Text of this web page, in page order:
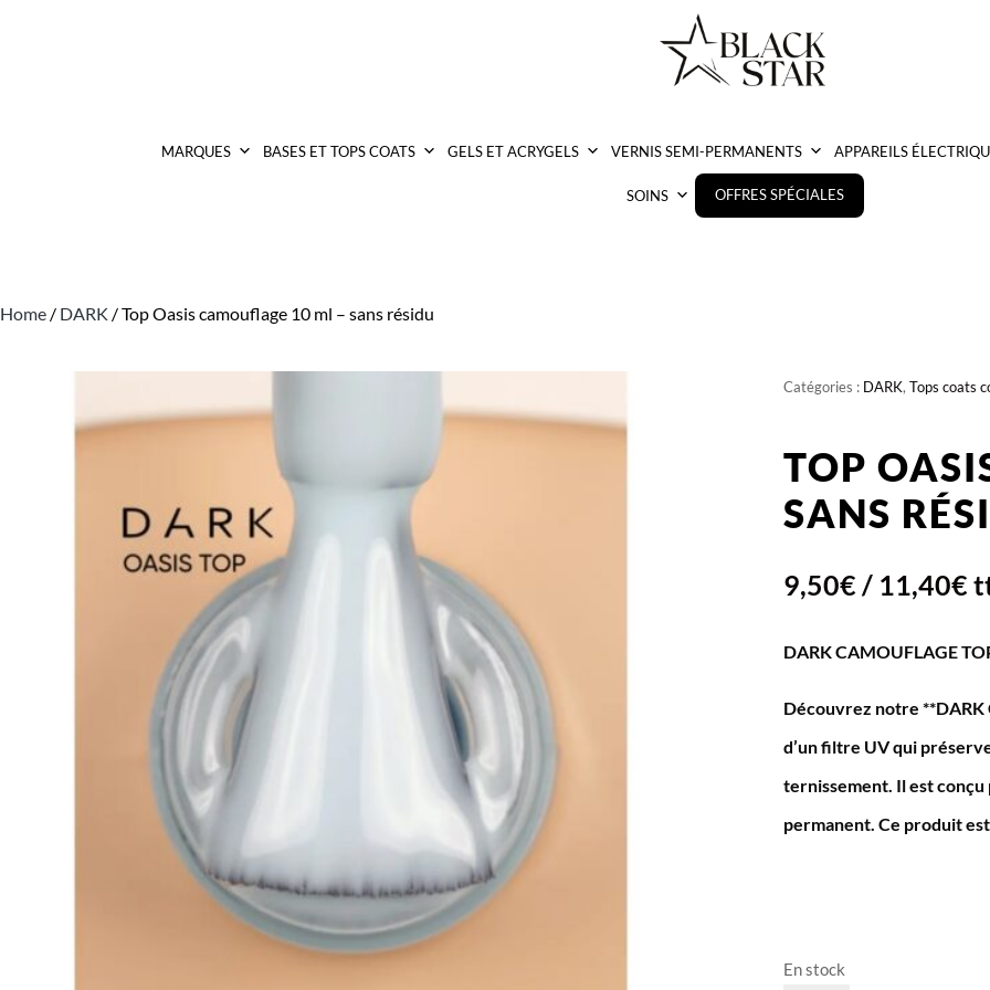
MARQUES BASES ET TOPS COATS GELS ET ACRYGELS VERNIS SEMI-PERMANENTS APPAREILS
SOINS OFFRES SPÉCIALES
Home / DARK / Top Oasis camouflage 10 ml – sans résidu
Catégories : DARK, Tops coats
TOP
SANS
9,50€ / 11,40€
DARK CAMOUFLAGE
Découvrez notre **DARK
d’un filtre UV qui
ternissement. Il est conçu
permanent. Ce produit
En stock